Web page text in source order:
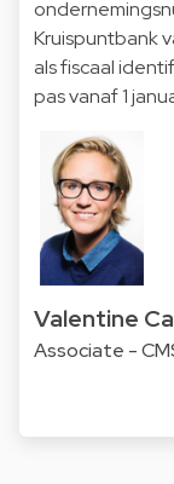
Kruispuntbank
als fiscaal
pas vanaf 1
Valentine
Associate -